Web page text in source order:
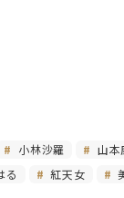
小林沙羅 山本
る 紅天女